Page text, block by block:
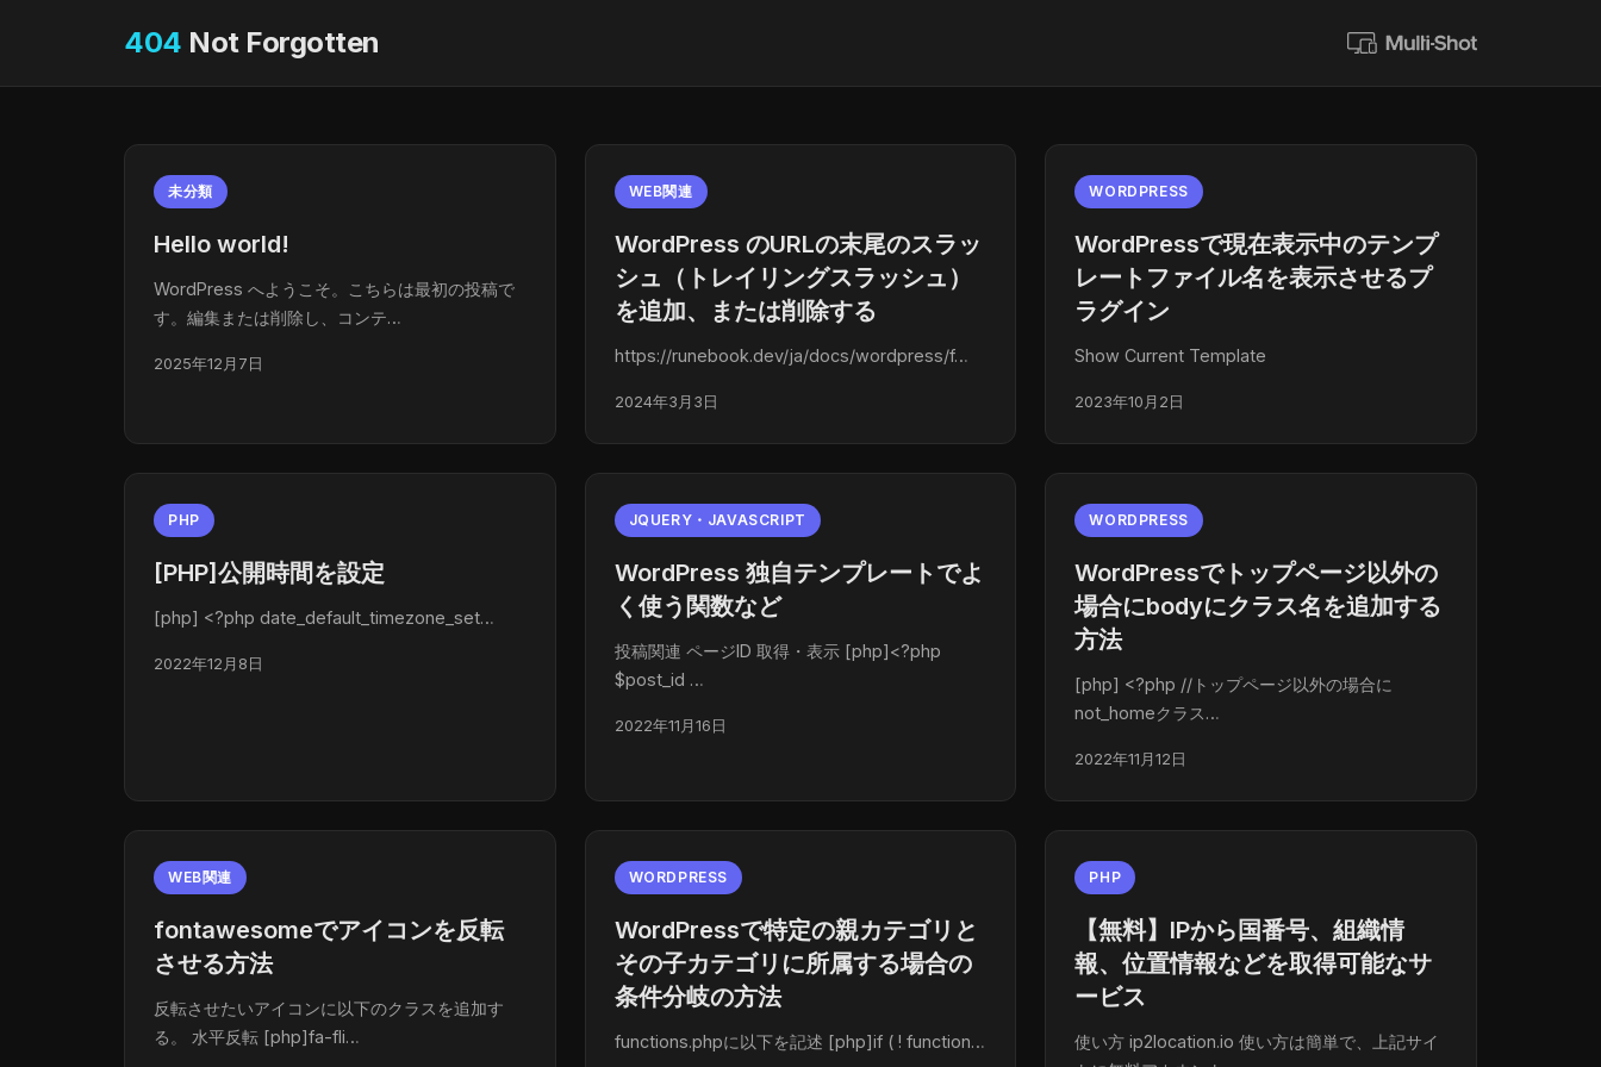
404 Not Forgotten
未分類
Hello world!
WordPress へようこそ。こちらは最初の投稿で
す。編集または削除し、コンテ…
2025年12月7日
WEB関連
WordPress のURLの末尾のスラッ
シュ（トレイリングスラッシュ）
を追加、または削除する
https://runebook.dev/ja/docs/wordpress/f…
2024年3月3日
WORDPRESS
WordPressで現在表示中のテンプ
レートファイル名を表示させるプ
ラグイン
Show Current Template
2023年10月2日
PHP
[PHP]公開時間を設定
[php] <?php date_default_timezone_set…
2022年12月8日
JQUERY・JAVASCRIPT
WordPress 独自テンプレートでよ
く使う関数など
投稿関連 ページID 取得・表示 [php]<?php
$post_id …
2022年11月16日
WORDPRESS
WordPressでトップページ以外の
場合にbodyにクラス名を追加する
方法
[php] <?php //トップページ以外の場合に
not_homeクラス…
2022年11月12日
WEB関連
fontawesomeでアイコンを反転
させる方法
反転させたいアイコンに以下のクラスを追加す
る。 水平反転 [php]fa-fli…
WORDPRESS
WordPressで特定の親カテゴリと
その子カテゴリに所属する場合の
条件分岐の方法
functions.phpに以下を記述 [php]if ( ! function…
PHP
【無料】IPから国番号、組織情
報、位置情報などを取得可能なサ
ービス
使い方 ip2location.io 使い方は簡単で、上記サイ